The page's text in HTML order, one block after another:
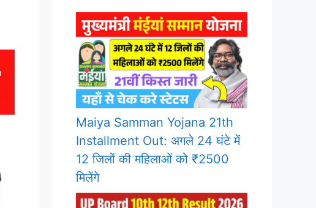
Maiya Samman Yojana 21th
Installment Out: अगले 24 घंटे में
12 जिलों की महिलाओं को ₹2500
मिलेंगे